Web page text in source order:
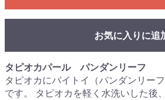
お気に入りに追
タピオカパール パンダンリーフ
タピオカにバイトイ（パンダンリー
です。 タピオカを軽く水洗いした後